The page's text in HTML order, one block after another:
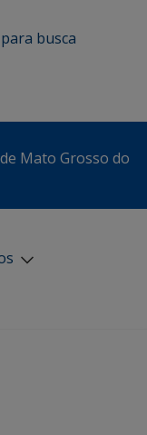
busca
Mato Grosso do